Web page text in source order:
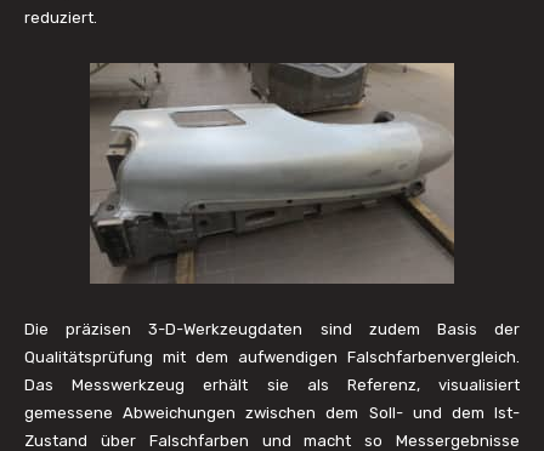
reduziert.
Die präzisen 3-D-Werkzeugdaten sind zudem Basis der
Qualitätsprüfung mit dem aufwendigen Falschfarbenvergleich.
Das Messwerkzeug erhält sie als Referenz, visualisiert
gemessene Abweichungen zwischen dem Soll- und dem Ist-
Zustand über Falschfarben und macht so Messergebnisse